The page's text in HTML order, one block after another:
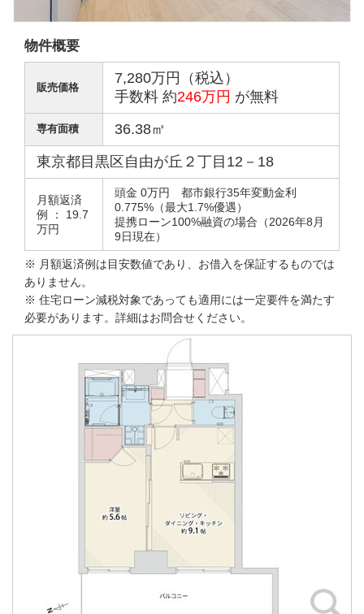
物件概要
販売価格
7,280万円（税込）
手数料 約246万円 が無料
専有面積
36.38㎡
東京都目黒区自由が丘２丁目12－18
月額返済
例 ： 19.7
万円
頭金 0万円 都市銀行35年変動金利
0.775%（最大1.7%優遇）
提携ローン100%融資の場合（2026年8月
9日現在）
※ 月額返済例は目安数値であり、お借入を保証するものでは
ありません。
※ 住宅ローン減税対象であっても適用には一定要件を満たす
必要があります。詳細はお問合せください。